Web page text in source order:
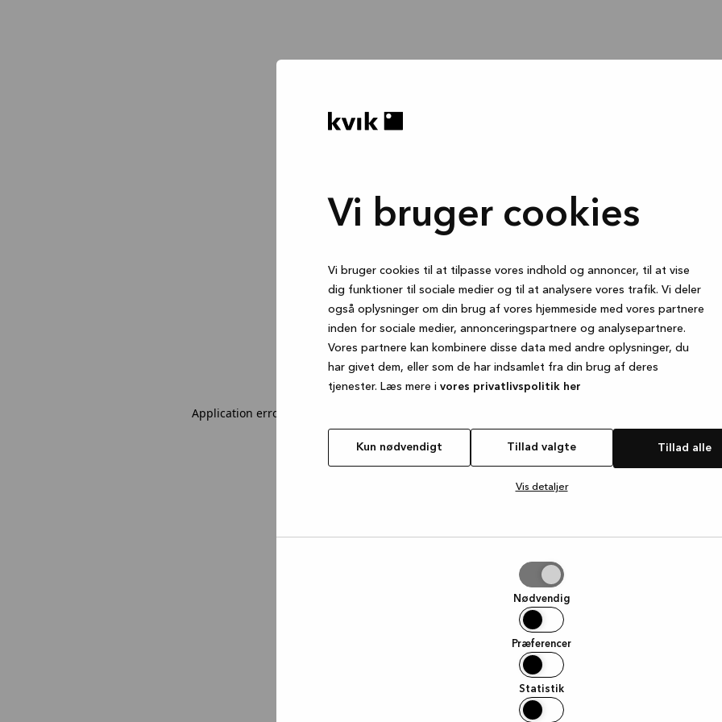
Vi bruger cookies
Vi bruger cookies til at tilpasse vores indhold og annoncer, til at vise
dig funktioner til sociale medier og til at analysere vores trafik. Vi deler
også oplysninger om din brug af vores hjemmeside med vores partnere
inden for sociale medier, annonceringspartnere og analysepartnere.
Vores partnere kan kombinere disse data med andre oplysninger, du
har givet dem, eller som de har indsamlet fra din brug af deres
tjenester. Læs mere i vores privatlivspolitik her
Kun nødvendigt Tillad valgte Tillad alle
Vis detaljer
Nødvendig
Præferencer
Statistik
Application error: a client-side exception has occurred (see the